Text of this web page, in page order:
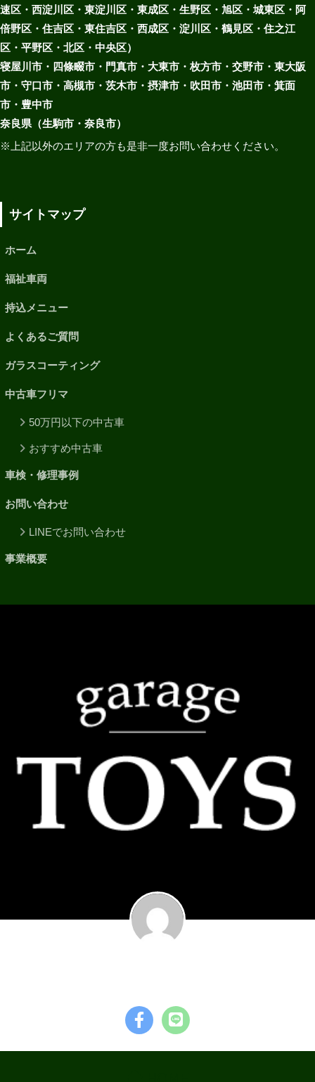
速区・西淀川区・東淀川区・東成区・生野区・旭区・城東区・阿
倍野区・住吉区・東住吉区・西成区・淀川区・鶴見区・住之江
区・平野区・北区・中央区）
寝屋川市・四條畷市・門真市・大東市・枚方市・交野市・東大阪
市・守口市・高槻市・茨木市・摂津市・吹田市・池田市・箕面
市・豊中市
奈良県（生駒市・奈良市）
※上記以外のエリアの方も是非一度お問い合わせください。
サイトマップ
ホーム
福祉車両
持込メニュー
よくあるご質問
ガラスコーティング
中古車フリマ
50万円以下の中古車
おすすめ中古車
車検・修理事例
お問い合わせ
LINEでお問い合わせ
事業概要